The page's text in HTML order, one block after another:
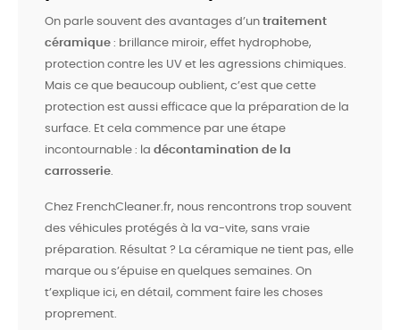
On parle souvent des avantages d’un traitement
céramique : brillance miroir, effet hydrophobe,
protection contre les UV et les agressions chimiques.
Mais ce que beaucoup oublient, c’est que cette
protection est aussi efficace que la préparation de la
surface. Et cela commence par une étape
incontournable : la décontamination de la
carrosserie
Chez FrenchCleaner.fr, nous rencontrons trop souvent
des véhicules protégés à la va-vite, sans vraie
préparation. Résultat ? La céramique ne tient pas, elle
marque ou s’épuise en quelques semaines. On
t’explique ici, en détail, comment faire les choses
proprement.